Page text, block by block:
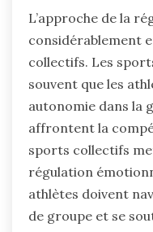
L’approche de la
considérablement
collectifs. Les
souvent que les
autonomie dans la
affrontent la
sports collectifs
régulation
athlètes doivent
de groupe et se